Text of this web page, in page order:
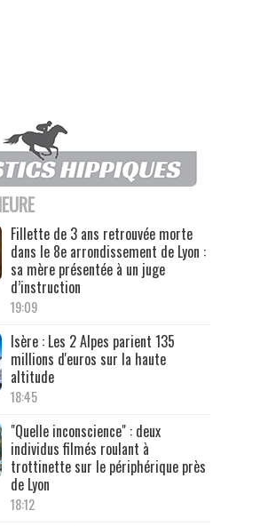
Fillette de 3 ans retrouvée morte
dans le 8e arrondissement de Lyon :
sa mère présentée à un juge
d’instruction
19:09
Isère : Les 2 Alpes parient 135
millions d'euros sur la haute
altitude
18:45
"Quelle inconscience" : deux
individus filmés roulant à
trottinette sur le périphérique près
de Lyon
18:12